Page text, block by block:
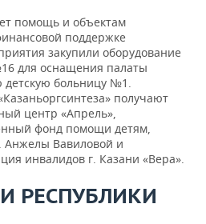
помощь и объектам
поддержке
закупили оборудование
для оснащения палаты
детскую больницу №1.
получают
центр «Апрель»,
фонд помощи детям,
Вавиловой и
инвалидов г. Казани «Вера».
РЕСПУБЛИКИ